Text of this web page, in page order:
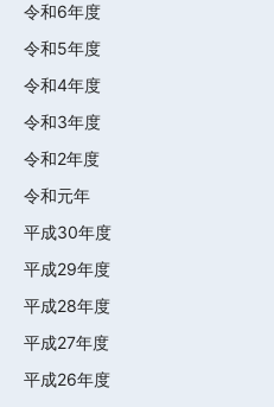
令和6年度
令和5年度
令和4年度
令和3年度
令和2年度
令和元年
平成30年度
平成29年度
平成28年度
平成27年度
平成26年度